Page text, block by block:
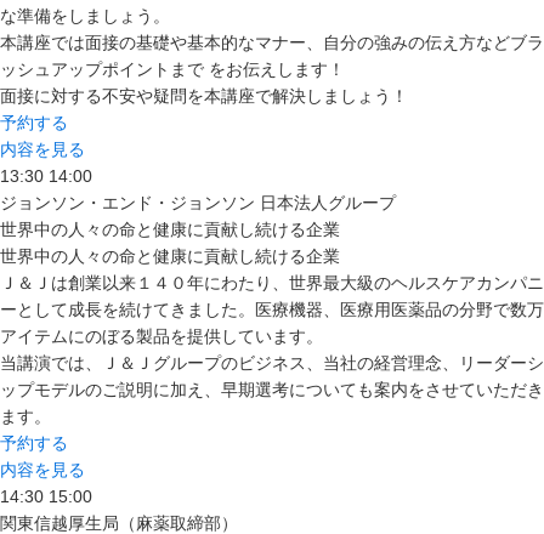
な準備をしましょう。
本講座では面接の基礎や基本的なマナー、自分の強みの伝え方などブラ
ッシュアップポイントまで をお伝えします！
面接に対する不安や疑問を本講座で解決しましょう！
予約する
内容を見る
13:30 14:00
ジョンソン・エンド・ジョンソン 日本法人グループ
世界中の人々の命と健康に貢献し続ける企業
世界中の人々の命と健康に貢献し続ける企業
Ｊ＆Ｊは創業以来１４０年にわたり、世界最大級のヘルスケアカンパニ
ーとして成長を続けてきました。医療機器、医療用医薬品の分野で数万
アイテムにのぼる製品を提供しています。
当講演では、Ｊ＆Ｊグループのビジネス、当社の経営理念、リーダーシ
ップモデルのご説明に加え、早期選考についても案内をさせていただき
ます。
予約する
内容を見る
14:30 15:00
関東信越厚生局（麻薬取締部）